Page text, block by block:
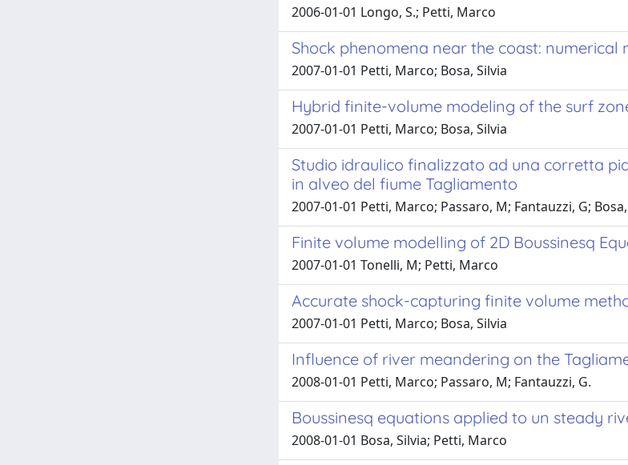
2006-01-01 Longo, S.; Petti, Marco
Shock phenomena near the coast: numerical
2007-01-01 Petti, Marco; Bosa, Silvia
Hybrid finite-volume modeling of the surf
2007-01-01 Petti, Marco; Bosa, Silvia
Studio idraulico finalizzato ad una corretta
in alveo del fiume Tagliamento
2007-01-01 Petti, Marco; Passaro, M; Fantauzzi, G;
Finite volume modelling of 2D Boussinesq
2007-01-01 Tonelli, M; Petti, Marco
Accurate shock-capturing finite volume
2007-01-01 Petti, Marco; Bosa, Silvia
Influence of river meandering on the
2008-01-01 Petti, Marco; Passaro, M; Fantauzzi, G.
Boussinesq equations applied to un steady
2008-01-01 Bosa, Silvia; Petti, Marco